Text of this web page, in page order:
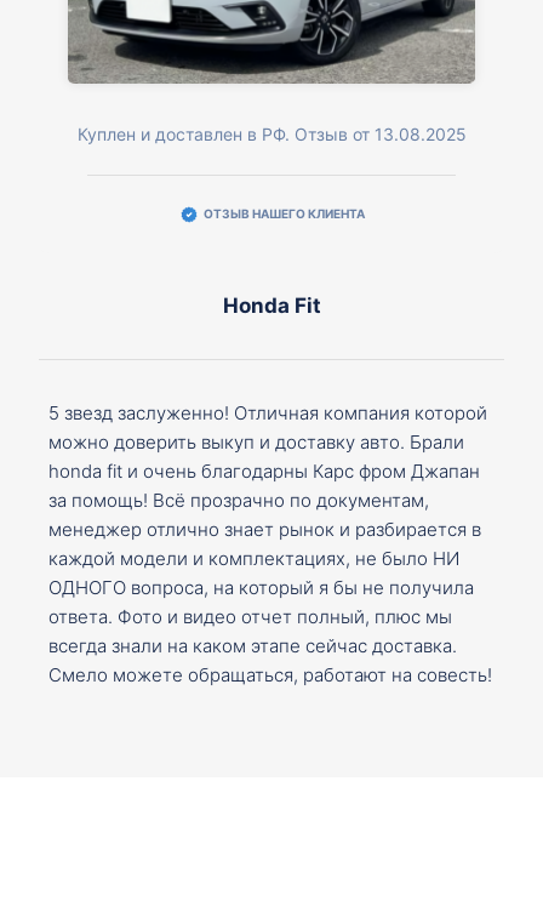
Куплен и доставлен в РФ. Отзыв от 13.08.2025
ОТЗЫВ НАШЕГО КЛИЕНТА
Honda Fit
5 звезд заслуженно! Отличная компания которой
можно доверить выкуп и доставку авто. Брали
honda fit и очень благодарны Карс фром Джапан
за помощь! Всё прозрачно по документам,
менеджер отлично знает рынок и разбирается в
каждой модели и комплектациях, не было НИ
ОДНОГО вопроса, на который я бы не получила
ответа. Фото и видео отчет полный, плюс мы
всегда знали на каком этапе сейчас доставка.
Смело можете обращаться, работают на совесть!